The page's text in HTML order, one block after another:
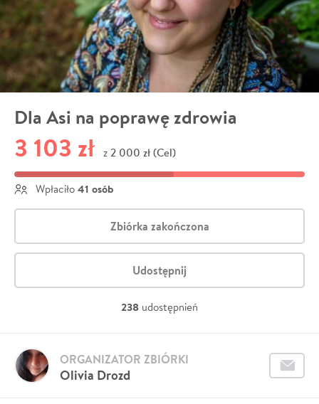
Dla Asi na poprawę zdrowia
3 103 zł z 2 000 zł (Cel)
Wpłaciło 41 osób
Zbiórka zakończona
Udostępnij
238 udostępnień
Olivia Drozd
ORGANIZATOR ZBIÓRKI